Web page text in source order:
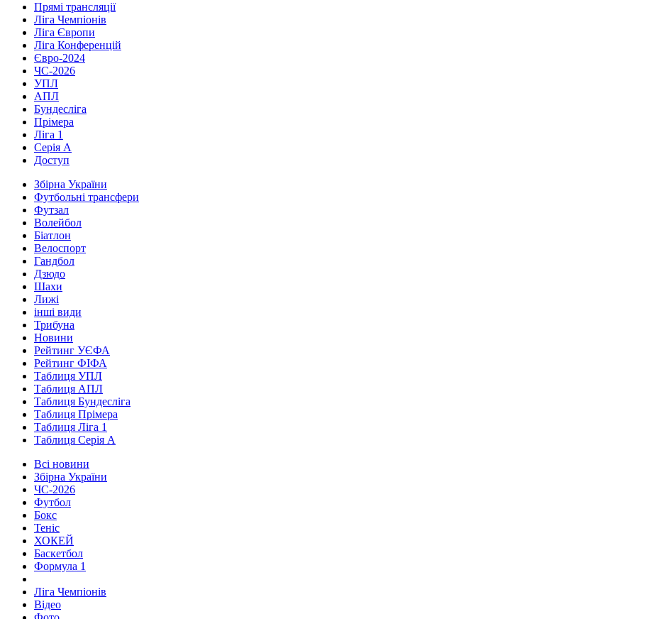
Прямі трансляції
Ліга Чемпіонів
Ліга Європи
Ліга Конференцій
Євро-2024
ЧС-2026
УПЛ
АПЛ
Бундесліга
Прімера
Ліга 1
Серія А
Доступ
Збірна України
Футбольні трансфери
Футзал
Волейбол
Біатлон
Велоспорт
Гандбол
Дзюдо
Шахи
Лижі
інші види
Трибуна
Новини
Рейтинг УЄФА
Рейтинг ФІФА
Таблиця УПЛ
Таблиця АПЛ
Таблиця Бундесліга
Таблиця Прімера
Таблиця Ліга 1
Таблиця Серія А
Всі новини
Збірна України
ЧС-2026
Футбол
Бокс
Теніс
ХОКЕЙ
Баскетбол
Формула 1
Ліга Чемпіонів
Відео